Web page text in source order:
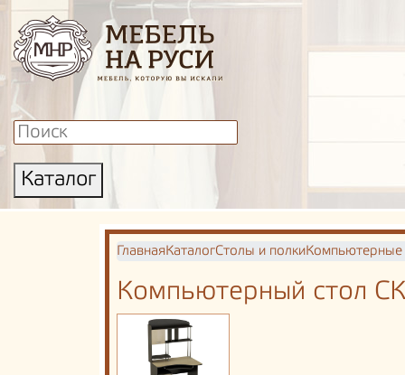
Каталог
ГлавнаяКаталогСтолы и полкиКомпьютерные
Компьютерный стол